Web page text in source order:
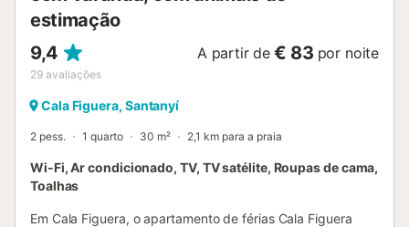
estimação
9,4
29 avaliações
A partir de € 83 por noite
Cala Figuera, Santanyí
2 pess. 1 quarto 30 m² 2,1 km para a praia
Wi-Fi, Ar condicionado, TV, TV satélite, Roupas de cama,
Toalhas
Em Cala Figuera, o apartamento de férias Cala Figuera